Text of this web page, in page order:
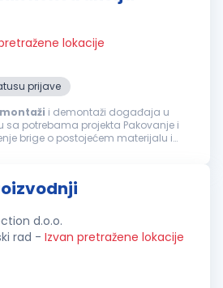
lokacije
prijave
montaži i demontaži događaja u
sa potrebama projekta Pakovanje i
brige o postojećem materijalu i
d.o.o.
rad - Izvan pretražene lokacije